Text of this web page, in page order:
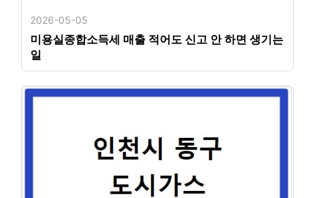
2026-05-05
미용실종합소득세 매출 적어도 신고 안 하면 생기는
일